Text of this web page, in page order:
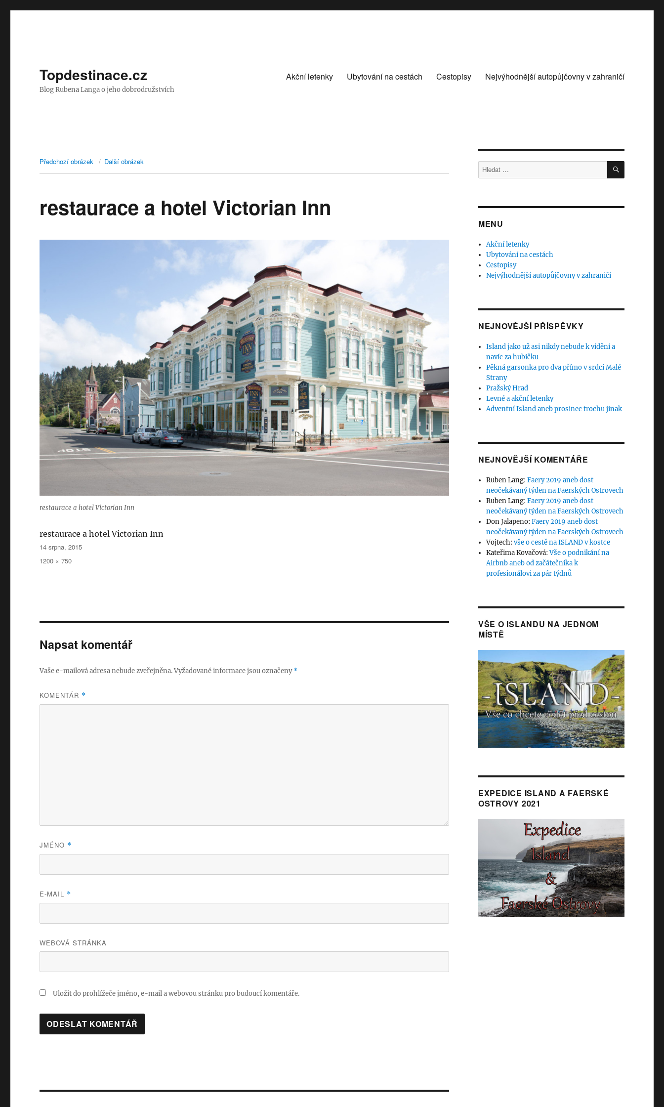
Topdestinace.cz
Blog Rubena Langa o jeho dobrodružstvích
Akční letenky Ubytování na cestách Cestopisy Nejvýhodnější autopůjčovny v zahraničí
Předchozí obrázek Další obrázek
restaurace a hotel Victorian Inn
restaurace a hotel Victorian Inn
restaurace a hotel Victorian Inn
Publikováno:
14 srpna, 2015
Původní
1200 × 750
Napsat komentář
Vaše e-mailová adresa nebude zveřejněna.Vyžadované informace jsou označeny*
KOMENTÁŘ *
JMÉNO *
E-MAIL *
WEBOVÁ STRÁNKA
Uložit do prohlížeče jméno, e-mail a webovou stránku pro budoucí komentáře.
Hledat: HLEDÁNÍ
MENU
Akční letenky
Ubytování na cestách
Cestopisy
Nejvýhodnější autopůjčovny v zahraničí
NEJNOVĚJŠÍ PŘÍSPĚVKY
Island jako už asi nikdy nebude k vidění a
navíc za hubičku
Pěkná garsonka pro dva přímo v srdci Malé
Strany
Pražský Hrad
Levné a akční letenky
Adventní Island aneb prosinec trochu jinak
NEJNOVĚJŠÍ KOMENTÁŘE
Ruben Lang:Faery 2019 aneb dost
neočekávaný týden na Faerských Ostrovech
Ruben Lang:Faery 2019 aneb dost
neočekávaný týden na Faerských Ostrovech
Don Jalapeno:Faery 2019 aneb dost
neočekávaný týden na Faerských Ostrovech
Vojtech:vše o cestě na ISLAND v kostce
Kateřima Kovačová:Vše o podnikání na
Airbnb aneb od začátečníka k
profesionálovi za pár týdnů
VŠE O ISLANDU NA JEDNOM
MÍSTĚ
EXPEDICE ISLAND A FAERSKÉ
OSTROVY 2021